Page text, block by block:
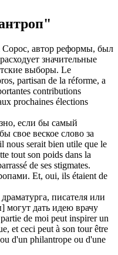
автор реформы, был
значительные
выборы. Le
partisan de la réforme, a
contributions
prochaines élections
если бы самый
свое веское слово за
nous serait bien utile que le
tout son poids dans la
de ses stigmates.
. Et, oui, ils étaient de
писателя или
могут дать идею врачу
de moi peut inspirer un
et ceci peut à son tour être
d'un philantrope ou d'une